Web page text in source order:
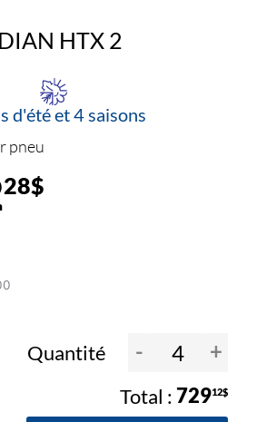
HTX 2
d'été et 4 saisons
pneu
28$
Quantité - +
72912$